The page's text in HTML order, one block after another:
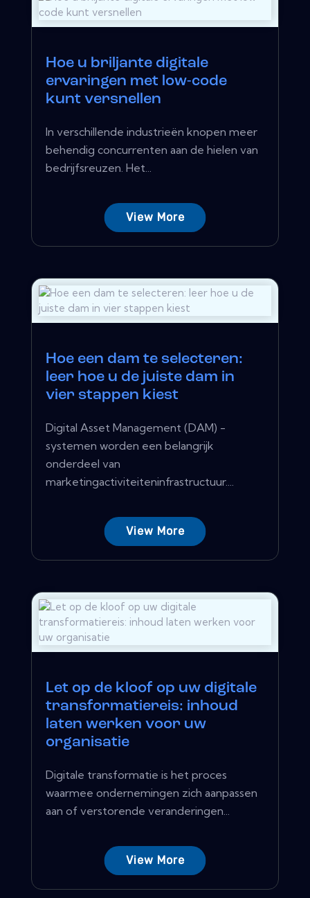
Hoe u briljante digitale
ervaringen met low-code
kunt versnellen
In verschillende industrieën knopen meer
behendig concurrenten aan de hielen van
bedrijfsreuzen. Het...
View More
Hoe een dam te selecteren:
leer hoe u de juiste dam in
vier stappen kiest
Digital Asset Management (DAM) -
systemen worden een belangrijk
onderdeel van
marketingactiviteiteninfrastructuur....
View More
Let op de kloof op uw digitale
transformatiereis: inhoud
laten werken voor uw
organisatie
Digitale transformatie is het proces
waarmee ondernemingen zich aanpassen
aan of verstorende veranderingen...
View More